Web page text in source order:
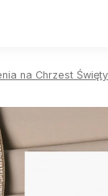
na Chrzest Święty